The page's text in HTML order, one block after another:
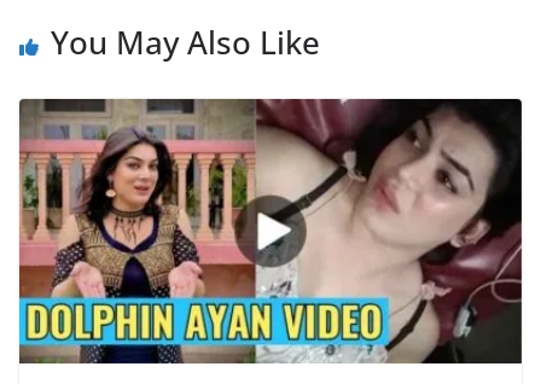
You May Also Like